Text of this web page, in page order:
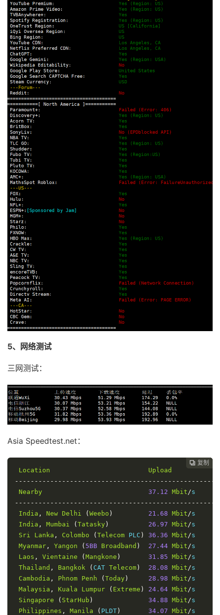
5、网络测试
三网测试：
Asia Speedtest.net：
 复制
 复制
 复制
 复制
 复制
 复制
 复制
 复制
 复制
 复制
 复制
Location
Upload
Nearby
37.12 Mbit /s
India , New Delhi (Weebo ) 21.68 Mbit /s
India , Mumbai (Tatasky) 26.97 Mbit /s
Sri
Lanka , Colombo (Telecom PLC ) 36.36 Mbit /s
Myanmar , Yangon ( 5BB Broadband ) 27.44 Mbit /s
Laos , Vientaine (Mangkone ) 31.85 Mbit /s
Thailand , Bangkok ( CAT Telecom) 28.08 Mbit /s
Cambodia , Phnom Penh (Today) 28.98 Mbit /s
Malaysia , Kuala Lumpur ( Extreme ) 24.64 Mbit /s
Singapore
( StarHub ) 34.88 Mbit /s
Philippines , Manila ( PLDT) 34.07 Mbit /s